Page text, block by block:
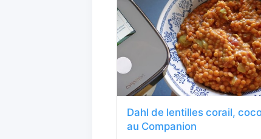
Dahl de lentilles corail,
au Companion